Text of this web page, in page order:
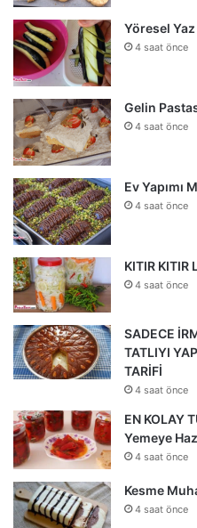
Yöresel
4 saat önce
Gelin
4 saat önce
Ev Yapımı
4 saat önce
KITIR KITIR
4 saat önce
SADECE
TATLIYI
TARİFİ
4 saat önce
EN KOLAY
Yemeye
4 saat önce
Kesme
4 saat önce